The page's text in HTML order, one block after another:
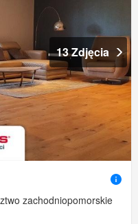
13 Zdjęcia
zachodniopomorskie